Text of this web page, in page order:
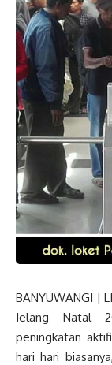
BANYUWANGI |
Jelang Natal
peningkatan
hari hari